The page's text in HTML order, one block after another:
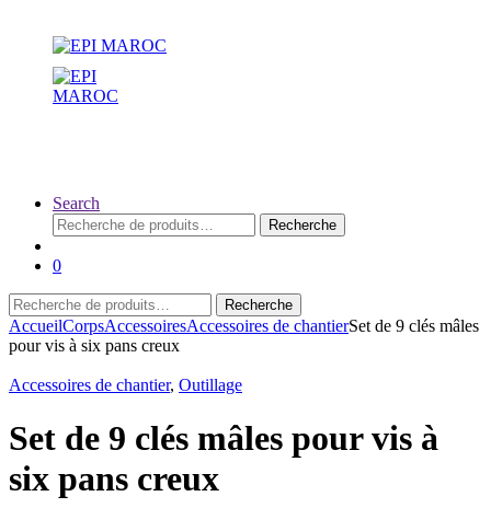
Search
Recherche
pour :
Recherche
0
Recherche
pour :
Recherche
AccueilCorpsAccessoiresAccessoires de chantierSet de 9 clés mâles
pour vis à six pans creux
Accessoires de chantier, Outillage
Set de 9 clés mâles pour vis à
six pans creux